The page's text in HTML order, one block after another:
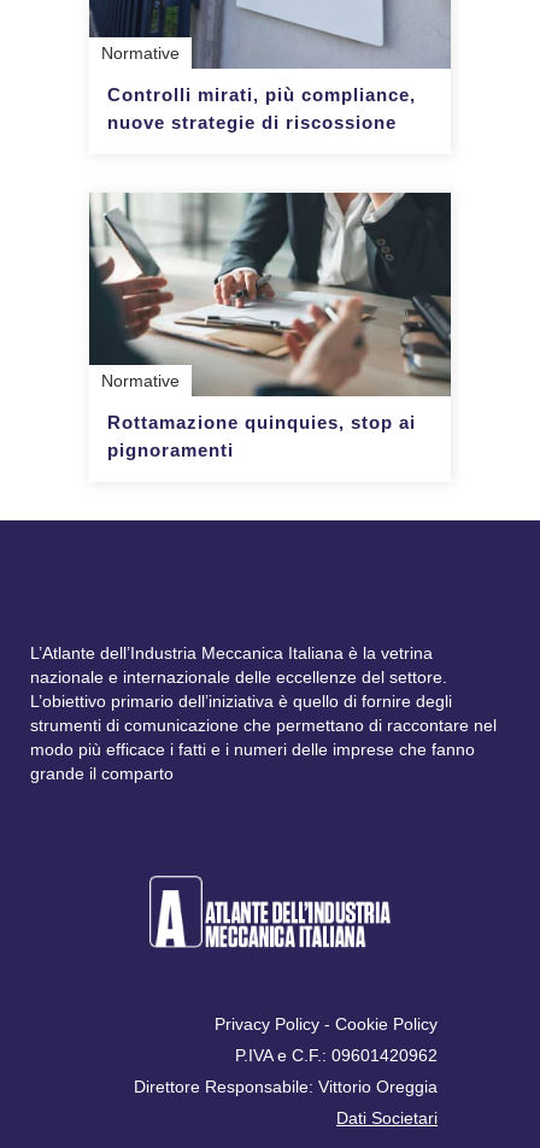
Normative
Controlli mirati, più compliance,
nuove strategie di riscossione
Normative
Rottamazione quinquies, stop ai
pignoramenti
L’Atlante dell’Industria Meccanica Italiana è la vetrina
nazionale e internazionale delle eccellenze del settore.
L’obiettivo primario dell’iniziativa è quello di fornire degli
strumenti di comunicazione che permettano di raccontare nel
modo più efficace i fatti e i numeri delle imprese che fanno
grande il comparto
Privacy Policy - Cookie Policy
P.IVA e C.F.: 09601420962
Direttore Responsabile: Vittorio Oreggia
Dati Societari